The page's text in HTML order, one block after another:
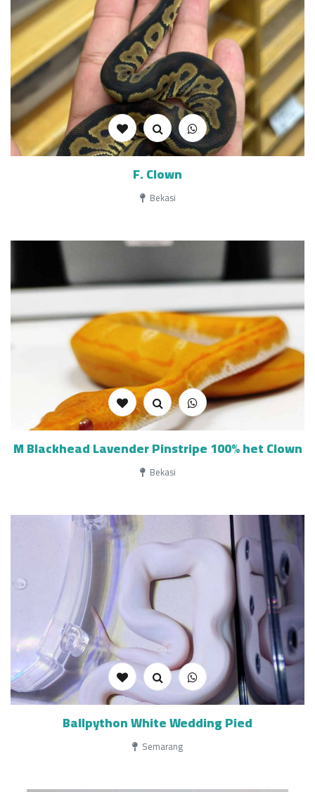
F. Clown
Bekasi
M Blackhead Lavender Pinstripe 100% het Clown
Bekasi
Ballpython White Wedding Pied
Semarang